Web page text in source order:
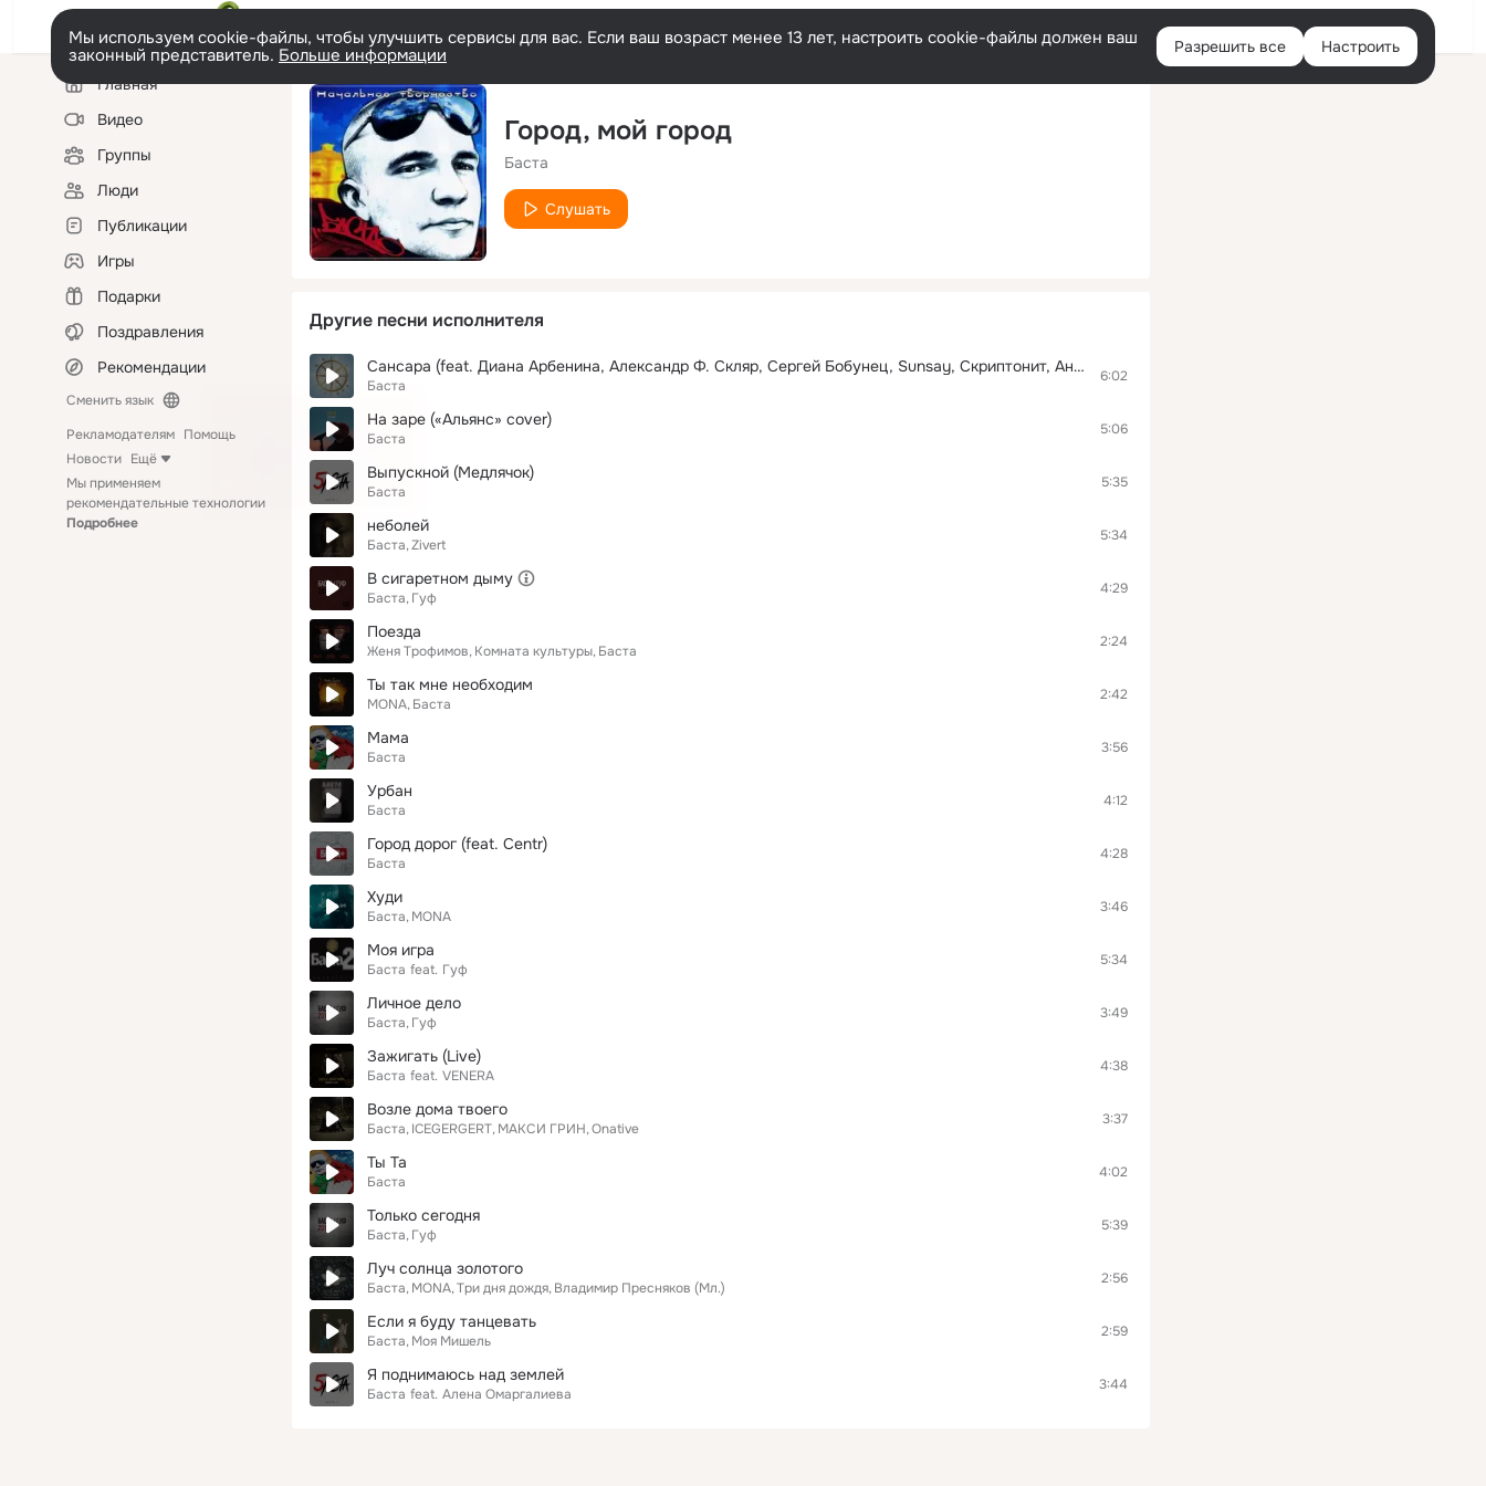
Войти
Мы используем cookie-файлы, чтобы улучшить сервисы для вас. Если ваш возраст менее 13 лет, настроить cookie-файлы должен ваш
законный представитель. Больше информации Разрешить все Настроить
Левая
колонкаГлавная
Видео
Группы
Люди
Публикации
Игры
Подарки
Поздравления
Рекомендации
Сменить язык
Рекламодателям Помощь
Новости Ещё
Мы применяем
рекомендательные технологии
Подробнее
Город, мой город
Баста
Слушать
Другие песни исполнителя
Сансара (feat. Диана Арбенина, Александр Ф. Скляр, Сергей Бобунец, Sunsay, Скриптонит, Ант (25/17)
Баста
6:02
На заре («Альянс» cover)
Баста
5:06
Выпускной (Медлячок)
Баста
5:35
неболей
Баста Zivert
5:34
В сигаретном дыму
Баста Гуф
4:29
Поезда
Женя Трофимов Комната культуры Баста
2:24
Ты так мне необходим
MONA Баста
2:42
Мама
Баста
3:56
Урбан
Баста
4:12
Город дорог (feat. Centr)
Баста
4:28
Худи
Баста MONA
3:46
Моя игра
Баста feat. Гуф
5:34
Личное дело
Баста Гуф
3:49
Зажигать (Live)
Баста feat. VENERA
4:38
Возле дома твоего
Баста ICEGERGERT МАКСИ ГРИН Onative
3:37
Ты Та
Баста
4:02
Только сегодня
Баста Гуф
5:39
Луч солнца золотого
Баста MONA Три дня дождя Владимир Пресняков (Мл.)
2:56
Если я буду танцевать
Баста Моя Мишель
2:59
Я поднимаюсь над землей
Баста feat. Алена Омаргалиева
3:44